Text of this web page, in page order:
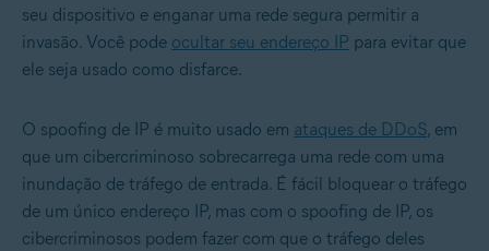
seu dispositivo e enganar uma rede segura permitir a
invasão. Você pode ocultar seu endereço IP para evitar que
ele seja usado como disfarce.
O spoofing de IP é muito usado em ataques de DDoS, em
que um cibercriminoso sobrecarrega uma rede com uma
inundação de tráfego de entrada. É fácil bloquear o tráfego
de um único endereço IP, mas com o spoofing de IP, os
cibercriminosos podem fazer com que o tráfego deles